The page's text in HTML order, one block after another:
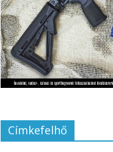
Címkefelhő